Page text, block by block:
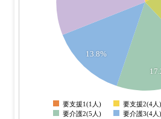
13.8%
0
要支援1(1人) 要支援2(4
要介護2(5人)
要介護3(4